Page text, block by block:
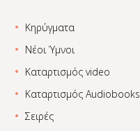
Κηρύγματα
Νέοι Ύμνοι
Καταρτισμός video
Καταρτισμός Audiobooks
Σειρές